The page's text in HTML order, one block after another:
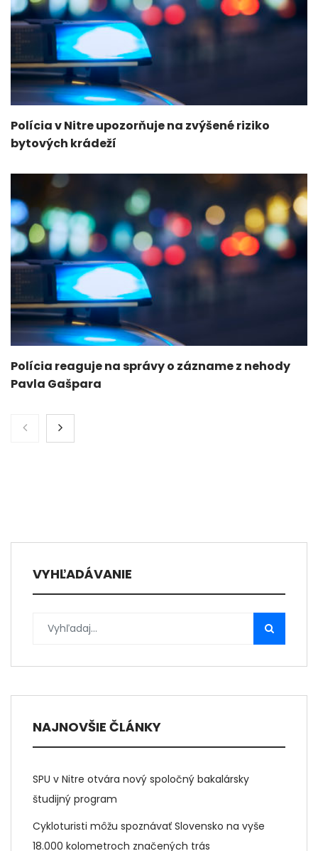
Polícia v Nitre upozorňuje na zvýšené riziko
bytových krádeží
Polícia reaguje na správy o zázname z nehody
Pavla Gašpara
VYHĽADÁVANIE
NAJNOVŠIE ČLÁNKY
SPU v Nitre otvára nový spoločný bakalársky
študijný program
Cykloturisti môžu spoznávať Slovensko na vyše
18.000 kolometroch značených trás